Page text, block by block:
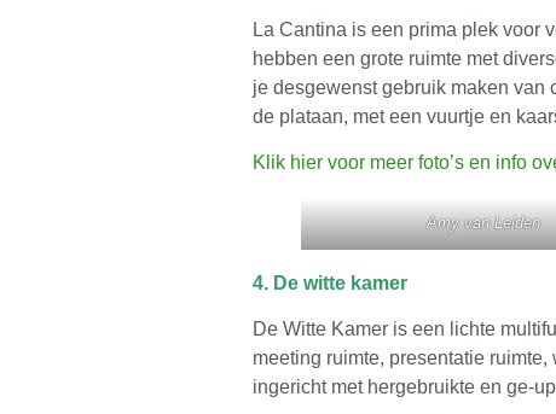
La Cantina is een prima plek voor
hebben een grote ruimte met
je desgewenst gebruik maken van
de plataan, met een vuurtje en
Klik hier voor meer foto’s en info
Amy van Leiden
4. De witte kamer
De Witte Kamer is een lichte
meeting ruimte, presentatie
ingericht met hergebruikte en ge-